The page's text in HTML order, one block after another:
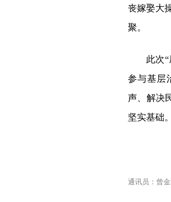
丧嫁娶大
聚。
此次
参与基层
声、解决
坚实基础。
通讯员：曾